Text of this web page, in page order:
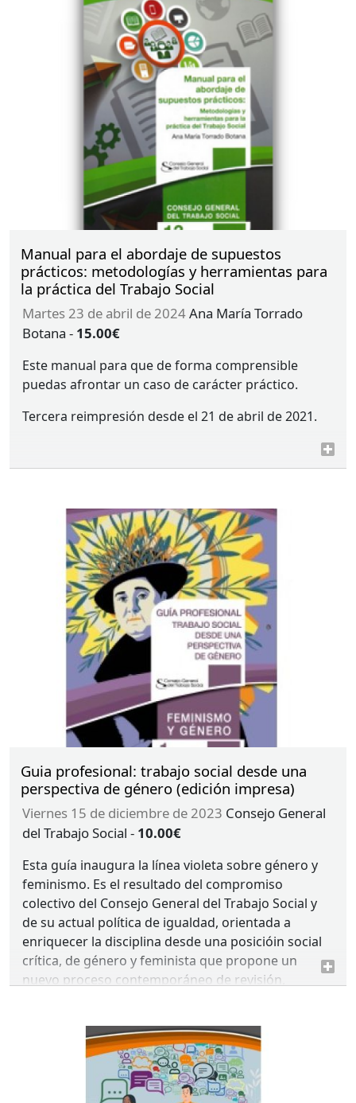
Manual para el abordaje de supuestos
prácticos: metodologías y herramientas para
la práctica del Trabajo Social
martes 23 de abril de 2024Ana María Torrado
Botana - 15.00€
Este manual para que de forma comprensible
puedas afrontar un caso de carácter práctico.
Tercera reimpresión desde el 21 de abril de 2021.
Guia profesional: trabajo social desde una
perspectiva de género (edición impresa)
viernes 15 de diciembre de 2023 Consejo General
del Trabajo Social - 10.00€
Esta guía inaugura la línea violeta sobre género y
feminismo. Es el resultado del compromiso
colectivo del Consejo General del Trabajo Social y
de su actual política de igualdad, orientada a
enriquecer la disciplina desde una posicióin social
crítica, de género y feminista que propone un
nuevo proceso contemporáneo de revisión,
Esta guía es la versión impresa de las dos versiones
digitalizadas y de acceso libre que el Consejo
General del trabajo social puso a disposición de